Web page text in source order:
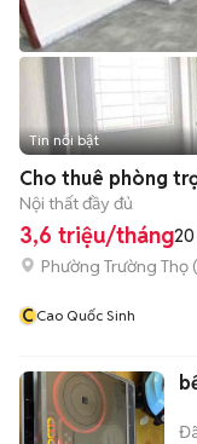
Tin nổi bật
Cho thuê phòng
Nội thất đầy đủ
3,6 triệu/tháng20
Phường Trường Thọ
CCao Quốc Sinh